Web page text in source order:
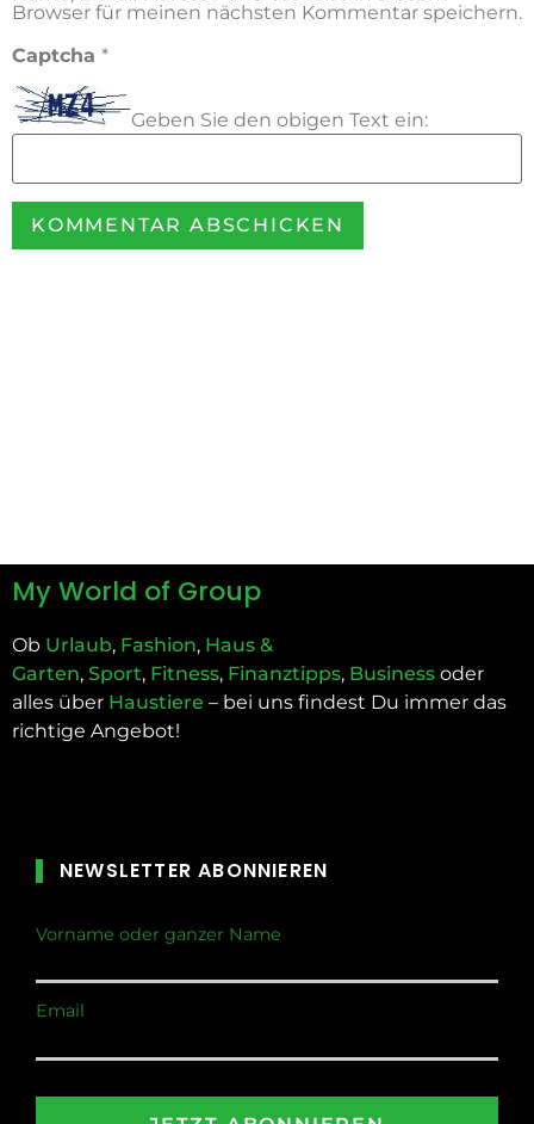
Browser für meinen nächsten Kommentar speichern.
Captcha *
Geben Sie den obigen Text ein:
My World of Group
Ob Urlaub, Fashion, Haus &
Garten, Sport, Fitness, Finanztipps, Business oder
alles über Haustiere – bei uns findest Du immer das
richtige Angebot!
NEWSLETTER ABONNIEREN
Vorname oder ganzer Name
Email